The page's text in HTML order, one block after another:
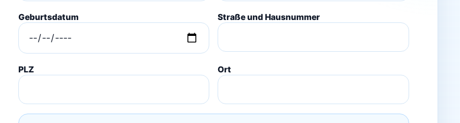
Geburtsdatum Straße und Hausnummer
PLZ Ort